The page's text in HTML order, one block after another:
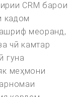
CRM барои
кадом
меоранд,
чӣ камтар
гуна
меҳмони